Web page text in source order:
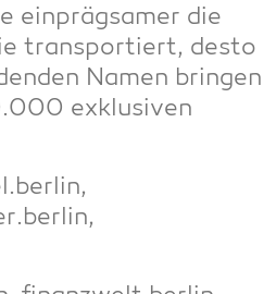
ein­präg­sa­mer die
trans­por­tiert, des­to
Namen brin­gen
exklu­si­ven